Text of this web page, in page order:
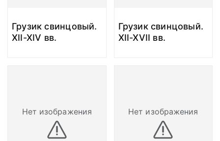
Грузик свинцовый.
XII-XIV вв.
Грузик свинцовый.
XII-XVII вв.
Нет изображения Нет изображения